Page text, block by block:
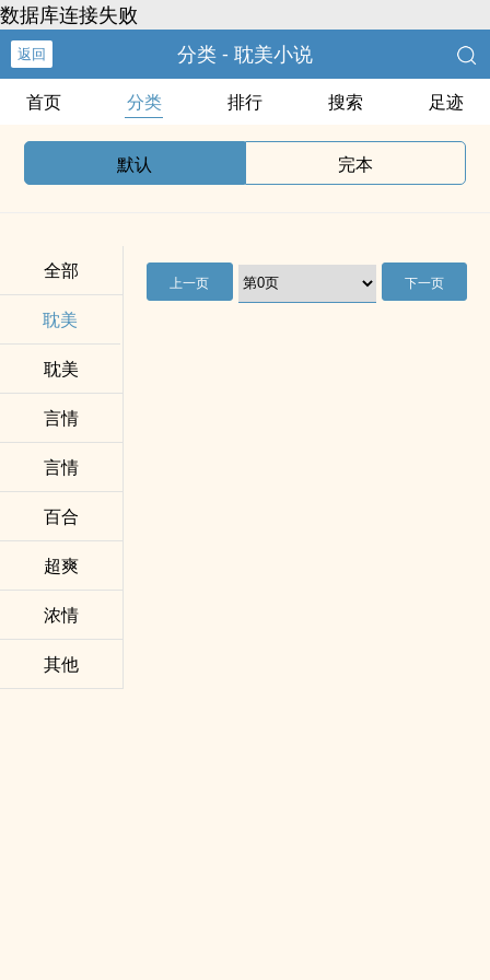
数据库连接失败
返回 分类 - 耽美小说
首页 分类 排行 搜索 足迹
默认 完本
全部
耽美
耽美
言情
言情
百合
超爽
浓情
其他
上一页 下一页